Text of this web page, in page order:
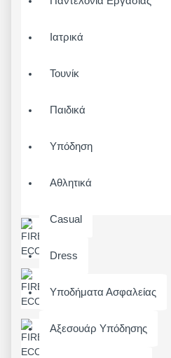
Ιατρικά
Τουνίκ
Παιδικά
Υπόδηση
Αθλητικά
Casual
Dress
Υποδήματα Ασφαλείας
Αξεσουάρ Υπόδησης